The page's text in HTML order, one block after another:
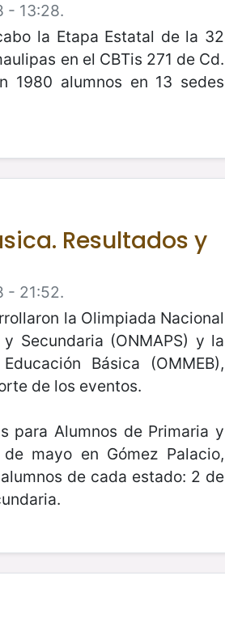
- 13:28.
la Etapa Estatal de la 32
en el CBTis 271 de Cd.
1980 alumnos en 13 sedes
Resultados y
- 21:52.
la Olimpiada Nacional
Secundaria (ONMAPS) y la
Básica (OMMEB),
de los eventos.
para Alumnos de Primaria y
mayo en Gómez Palacio,
de cada estado: 2 de